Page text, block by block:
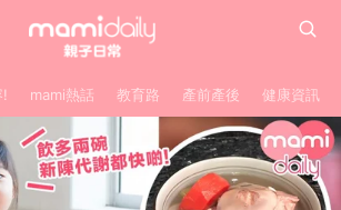
! mami熱話 教育路 產前產後 健康資訊